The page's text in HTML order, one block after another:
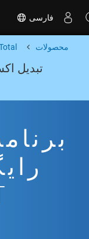
فارسی
محصولات